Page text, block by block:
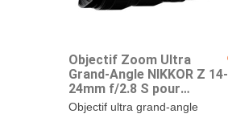
Objectif Zoom Ultra
Grand-Angle NIKKOR Z 14-
24mm f/2.8 S pour
Hybride Nikon Z
Objectif ultra grand-angle